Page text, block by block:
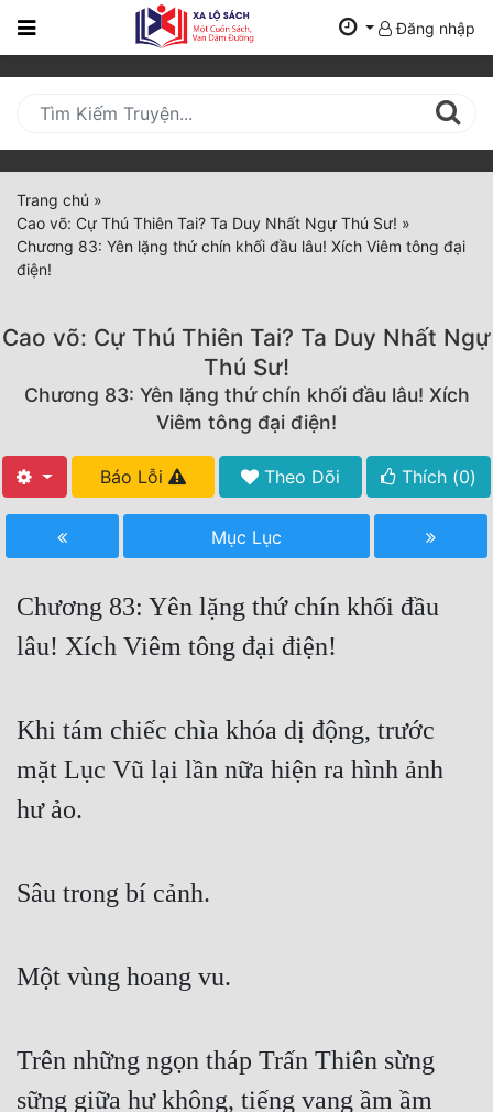
Trang
Mới
Cập
Nhật
(current)
BXH
Thể Loại
Truyện Mới Ra
Truyện Convert
Truyện Dịch
Dã Sử
Đăng nhập
Trang chủ »
Cao võ: Cự Thú Thiên Tai? Ta Duy Nhất Ngự Thú Sư! »
Chương 83: Yên lặng thứ chín khối đầu lâu! Xích Viêm tông đại
điện!
Cao võ: Cự Thú Thiên Tai? Ta Duy Nhất Ngự
Thú Sư!
Chương 83: Yên lặng thứ chín khối đầu lâu! Xích
Viêm tông đại điện!
Báo Lỗi Theo Dõi Thích (0)
Mục Lục
Chương 83: Yên lặng thứ chín khối đầu
lâu! Xích Viêm tông đại điện!
Khi tám chiếc chìa khóa dị động, trước
mặt Lục Vũ lại lần nữa hiện ra hình ảnh
hư ảo.
Sâu trong bí cảnh.
Một vùng hoang vu.
Trên những ngọn tháp Trấn Thiên sừng
sững giữa hư không, tiếng vang ầm ầm